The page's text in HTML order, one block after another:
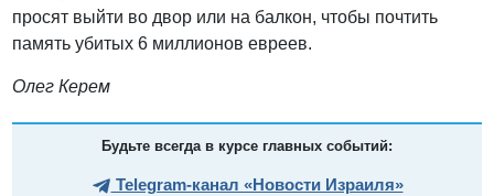
просят выйти во двор или на балкон, чтобы почтить
память убитых 6 миллионов евреев.
Олег Керем
Будьте всегда в курсе главных событий:
Telegram-канал «Новости Израиля»